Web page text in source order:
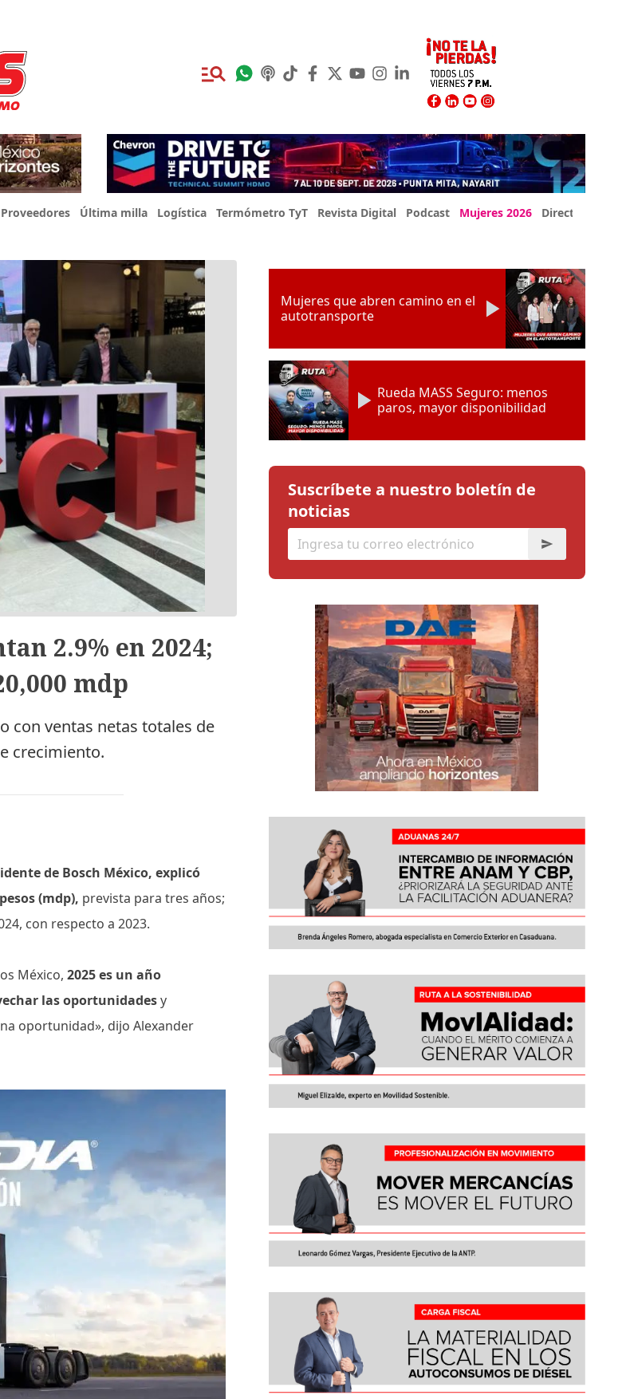
Proveedores Última milla Logística Termómetro TyT Revista Digital Podcast Mujeres 2026 Directorio Expo
2.9% en 2024;
mdp
con ventas netas totales de
crecimiento.
de Bosch México, explicó
(mdp), prevista para tres años;
con respecto a 2023.
México,2025 es un año
las oportunidadesy
oportunidad», dijo Alexander
Mujeres que abren camino en el
autotransporte
Rueda MASS Seguro: menos
paros, mayor disponibilidad
Suscríbete a nuestro boletín de
noticias